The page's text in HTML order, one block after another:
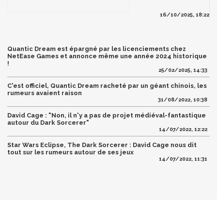
16/10/2025, 18:22
Quantic Dream est épargné par les licenciements chez
NetEase Games et annonce même une année 2024 historique
!
25/02/2025, 14:33
C'est officiel, Quantic Dream racheté par un géant chinois, les
rumeurs avaient raison
31/08/2022, 10:38
David Cage : "Non, il n'y a pas de projet médiéval-fantastique
autour du Dark Sorcerer"
14/07/2022, 12:22
Star Wars Eclipse, The Dark Sorcerer : David Cage nous dit
tout sur les rumeurs autour de ses jeux
14/07/2022, 11:31